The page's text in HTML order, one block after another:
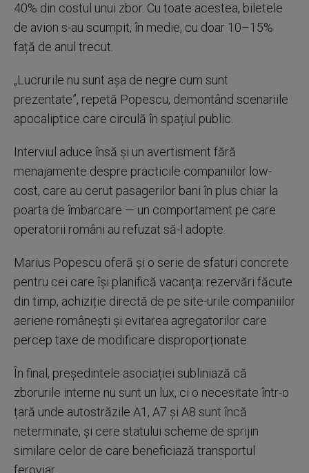
40% din costul unui zbor. Cu toate acestea, biletele
de avion s-au scumpit, în medie, cu doar 10–15%
față de anul trecut.
„Lucrurile nu sunt așa de negre cum sunt
prezentate”, repetă Popescu, demontând scenariile
apocaliptice care circulă în spațiul public.
Interviul aduce însă și un avertisment fără
menajamente despre practicile companiilor low-
cost, care au cerut pasagerilor bani în plus chiar la
poarta de îmbarcare — un comportament pe care
operatorii români au refuzat să-l adopte.
Marius Popescu oferă și o serie de sfaturi concrete
pentru cei care își planifică vacanța: rezervări făcute
din timp, achiziție directă de pe site-urile companiilor
aeriene românești și evitarea agregatorilor care
percep taxe de modificare disproporționate.
În final, președintele asociației subliniază că
zborurile interne nu sunt un lux, ci o necesitate într-o
țară unde autostrăzile A1, A7 și A8 sunt încă
neterminate, și cere statului scheme de sprijin
similare celor de care beneficiază transportul
feroviar.